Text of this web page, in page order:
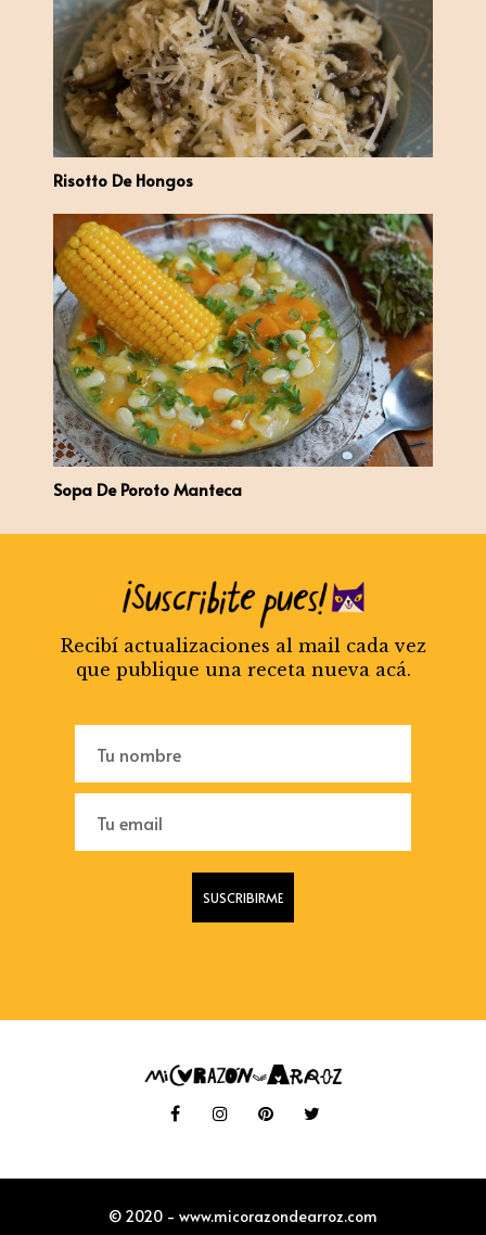
Risotto De Hongos
Sopa De Poroto Manteca
Recibí actualizaciones al mail cada vez
que publique una receta nueva acá.
© 2020 - www.micorazondearroz.com